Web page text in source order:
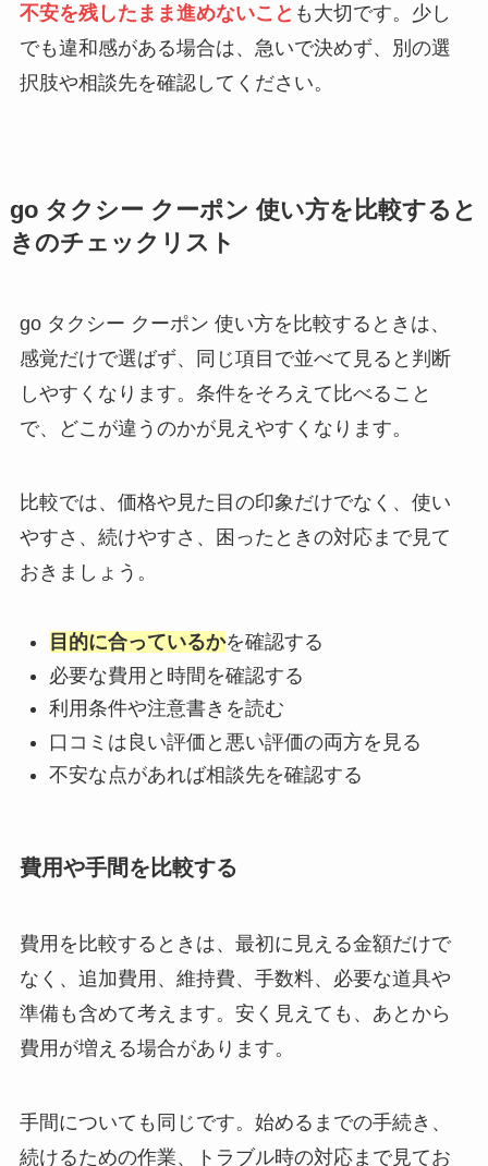
不安を残したまま進めないこと も大切です。少し
でも違和感がある場合は、急いで決めず、別の選
択肢や相談先を確認してください。
go タクシー クーポン 使い方を比較すると
きのチェックリスト
go タクシー クーポン 使い方を比較するときは、
感覚だけで選ばず、同じ項目で並べて見ると判断
しやすくなります。条件をそろえて比べること
で、どこが違うのかが見えやすくなります。
比較では、価格や見た目の印象だけでなく、使い
やすさ、続けやすさ、困ったときの対応まで見て
おきましょう。
目的に合っているかを確認する
必要な費用と時間を確認する
利用条件や注意書きを読む
口コミは良い評価と悪い評価の両方を見る
不安な点があれば相談先を確認する
費用や手間を比較する
費用を比較するときは、最初に見える金額だけで
なく、追加費用、維持費、手数料、必要な道具や
準備も含めて考えます。安く見えても、あとから
費用が増える場合があります。
手間についても同じです。始めるまでの手続き、
続けるための作業、トラブル時の対応まで見てお